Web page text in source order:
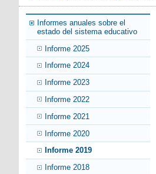
Informes anuales sobre el
estado del sistema educativo
Informe 2025
Informe 2024
Informe 2023
Informe 2022
Informe 2021
Informe 2020
Informe 2019
Informe 2018